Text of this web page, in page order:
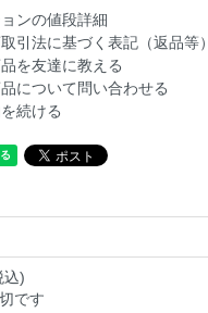
ンの値段詳細
引法に基づく表記（返品等）
を友達に教える
について問い合わせる
続ける
込)
です